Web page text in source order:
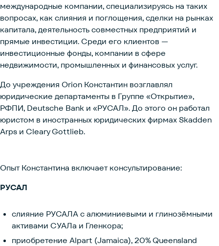
международные компании, специализируясь на таких
вопросах, как слияния и поглощения, сделки на рынках
капитала, деятельность совместных предприятий и
прямые инвестиции. Среди его клиентов —
инвестиционные фонды, компании в сфере
недвижимости, промышленных и финансовых услуг.
До учреждения Orion Константин возглавлял
юридические департаменты в Группе «Открытие»,
РФПИ, Deutsche Bank и «РУСАЛ». До этого он работал
юристом в иностранных юридических фирмах Skadden
Arps и Cleary Gottlieb.
Опыт Константина включает консультирование:
РУСАЛ
слияние РУСАЛАс алюминиевыми и глинозёмными
активами СУАЛа и Гленкора;
приобретение Alpart (Jamaica), 20% Queensland